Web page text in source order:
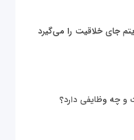
جای خلاقیت را می‌گیرد
چه وظایفی دارد؟